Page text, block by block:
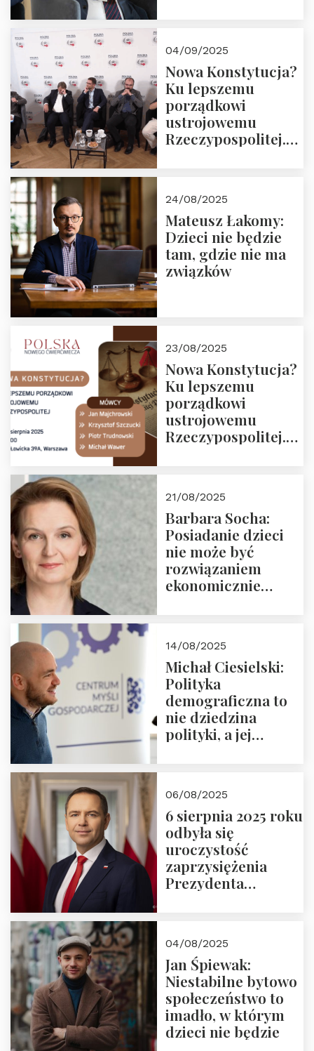
04/09/2025
Nowa Konstytucja?
Ku lepszemu
porządkowi
ustrojowemu
Rzeczypospolitej.
24/08/2025
Mateusz Łakomy:
Dzieci nie będzie
tam, gdzie nie ma
związków
23/08/2025
Nowa Konstytucja?
Ku lepszemu
porządkowi
ustrojowemu
Rzeczypospolitej.
Nowego
Ćwierćwiecza”
21/08/2025
Barbara Socha:
Posiadanie dzieci
nie może być
rozwiązaniem
ekonomicznie
14/08/2025
Michał Ciesielski:
Polityka
demograficzna to
nie dziedzina
polityki, a jej
06/08/2025
6 sierpnia 2025 roku
odbyła się
uroczystość
zaprzysiężenia
Prezydenta
Nawrockiego
04/08/2025
Jan Śpiewak:
Niestabilne bytowo
społeczeństwo to
imadło, w którym
dzieci nie będzie